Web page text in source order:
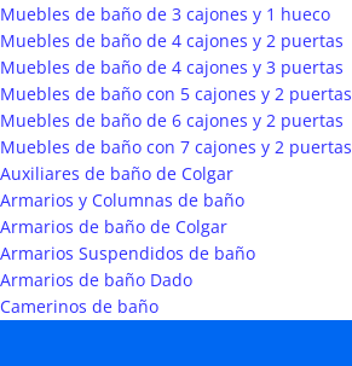
Muebles de baño de 3 cajones y 1 hueco
Muebles de baño de 4 cajones y 2 puertas
Muebles de baño de 4 cajones y 3 puertas
Muebles de baño con 5 cajones y 2 puertas
Muebles de baño de 6 cajones y 2 puertas
Muebles de baño con 7 cajones y 2 puertas
Auxiliares de baño de Colgar
Armarios y Columnas de baño
Armarios de baño de Colgar
Armarios Suspendidos de baño
Armarios de baño Dado
Camerinos de baño